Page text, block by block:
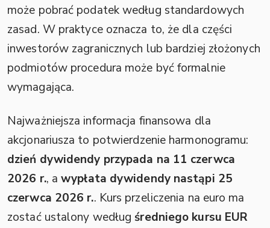
może pobrać podatek według standardowych
zasad. W praktyce oznacza to, że dla części
inwestorów zagranicznych lub bardziej złożonych
podmiotów procedura może być formalnie
wymagająca.
Najważniejsza informacja finansowa dla
akcjonariusza to potwierdzenie harmonogramu:
dzień dywidendy przypada na 11 czerwca
2026 r., awypłata dywidendy nastąpi 25
czerwca 2026 r.. Kurs przeliczenia na euro ma
zostać ustalony według średniego kursu EUR